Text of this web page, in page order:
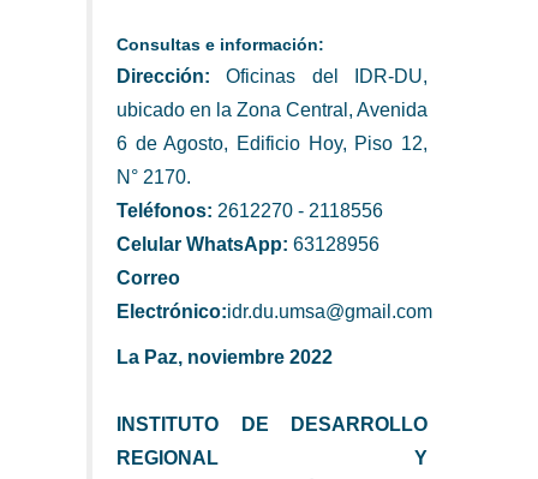
Consultas e información:
Dirección: Oficinas del IDR-DU,
ubicado en la Zona Central, Avenida
6 de Agosto, Edificio Hoy, Piso 12,
N° 2170.
Teléfonos: 2612270 - 2118556
Celular WhatsApp: 63128956
Correo
Electrónico:idr.du.umsa@gmail.com
La Paz, noviembre 2022
INSTITUTO DE DESARROLLO
REGIONAL Y